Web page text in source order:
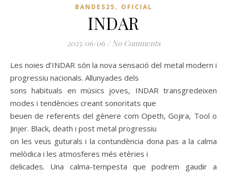
BANDES25, OFICIAL
INDAR
2025/06/06 / No Comments
Les noies d’INDAR són la nova sensació del metal modern i
progressiu nacionals. Allunyades dels
sons habituals en músics joves, INDAR transgredeixen
modes i tendències creant sonoritats que
beuen de referents del gènere com Opeth, Gojira, Tool o
Jinjer. Black, death i post metal progressiu
on les veus guturals i la contundència dona pas a la calma
melòdica i les atmosferes més etèries i
delicades. Una calma-tempesta que podrem gaudir a